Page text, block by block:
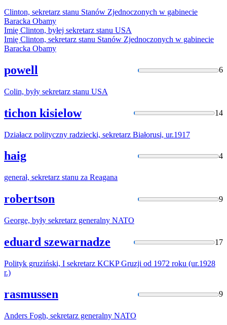
Clinton, sekretarz stanu Stanów Zjednoczonych w gabinecie
Baracka Obamy
Imię Clinton, byłej sekretarz stanu USA
Imię Clinton, sekretarz stanu Stanów Zjednoczonych w gabinecie
Baracka Obamy
powell 6
Colin, były sekretarz stanu USA
tichon kisielow 14
Działacz polityczny radziecki, sekretarz Białorusi, ur.1917
haig 4
generał, sekretarz stanu za Reagana
robertson 9
George, były sekretarz generalny NATO
eduard szewarnadze 17
Polityk gruziński, I sekretarz KCKP Gruzji od 1972 roku (ur.1928
r.)
rasmussen 9
Anders Fogh, sekretarz generalny NATO